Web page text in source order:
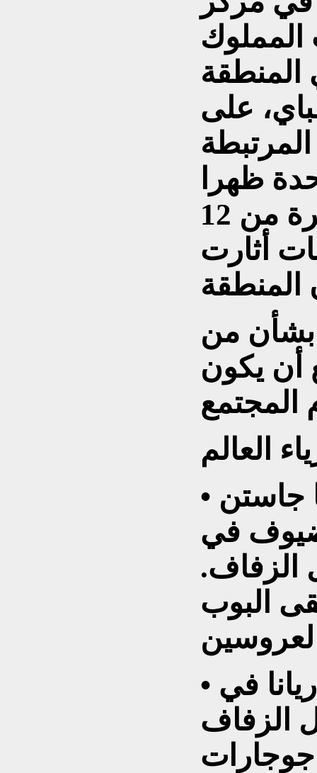
المملوك
على
ظهرا
ومنتصف الليل في الفترة من 12
أثارت
بشأن من
أن يكون
العالم
• في الأسبوع الماضي، أحيا جاستن
في
البوب
• في مارس، غنت ريانا في
الزفاف
جوجارات